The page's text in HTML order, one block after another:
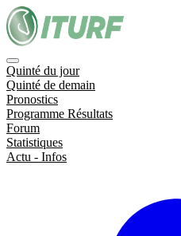
Quinté du jour
Quinté de demain
Pronostics
Programme Résultats
Forum
Statistiques
Actu - Infos